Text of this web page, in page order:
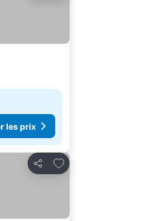
les prix
Partager
Ajouter à mes favoris